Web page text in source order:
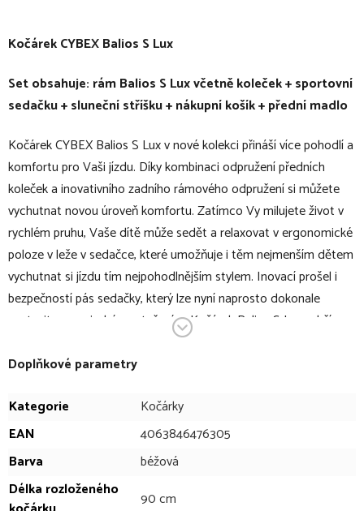
Kočárek CYBEX Balios S Lux
Set obsahuje: rám Balios S Lux včetně koleček + sportovní
sedačku + sluneční stříšku + nákupní košík + přední madlo
Kočárek CYBEX Balios S Lux v nové kolekci přináší více pohodlí a
komfortu pro Vaši jízdu. Díky kombinaci odpružení předních
koleček a inovativního zadního rámového odpružení si můžete
vychutnat novou úroveň komfortu. Zatímco Vy milujete život v
rychlém pruhu, Vaše dítě může sedět a relaxovat v ergonomické
poloze v leže v sedačce, které umožňuje i těm nejmenším dětem
vychutnat si jízdu tím nejpohodlnějším stylem. Inovací prošel i
bezpečností pás sedačky, který lze nyní naprosto dokonale
nastavit pouze jedním zatažením. Kočárek Balios S Lux udrží
vaše dítě v bezpečí a pohodlí, což vám pomůže procházet
městem s jistotou. Jeho cestovní systém vám dává na výběr
kočárkovou sedačkou – nebo můžete přidat Cocoon S pro útulné
cestování novorozenců.
Sportovní kočárek v bodech:
Doplňkové parametry
Kategorie
Kočárky
EAN
4063846476305
Barva
béžová
Délka rozloženého
90 cm